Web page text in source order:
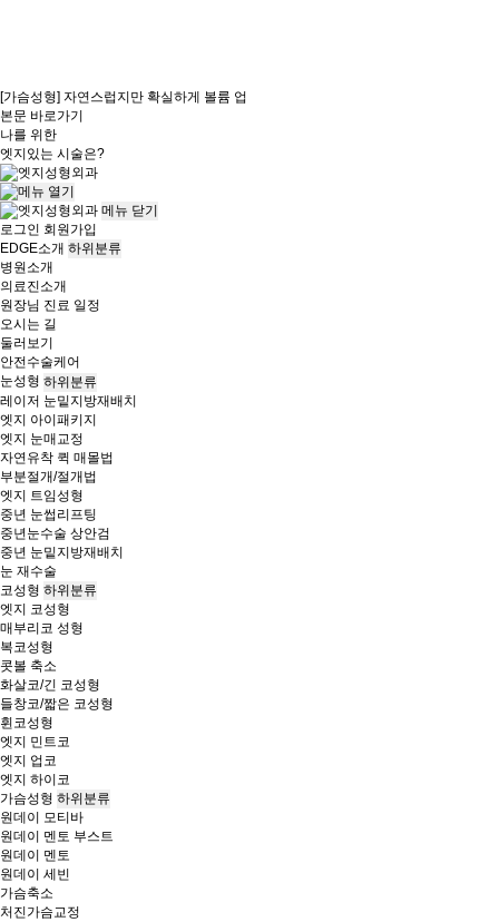
[가슴성형] 자연스럽지만 확실하게 볼륨 업
본문 바로가기
나를 위한
엣지 있는 시술은?
메뉴 닫기
로그인 회원가입
EDGE소개 하위분류
병원소개
의료진소개
원장님 진료 일정
오시는 길
둘러보기
안전수술케어
눈성형 하위분류
레이저 눈밑지방재배치
엣지 아이패키지
엣지 눈매교정
자연유착 퀵 매몰법
부분절개/절개법
엣지 트임성형
중년 눈썹리프팅
중년눈수술 상안검
중년 눈밑지방재배치
눈 재수술
코성형 하위분류
엣지 코성형
매부리코 성형
복코성형
콧볼 축소
화살코/긴 코성형
들창코/짧은 코성형
휜코성형
엣지 민트코
엣지 업코
엣지 하이코
가슴성형 하위분류
원데이 모티바
원데이 멘토 부스트
원데이 멘토
원데이 세빈
가슴축소
처진가슴교정